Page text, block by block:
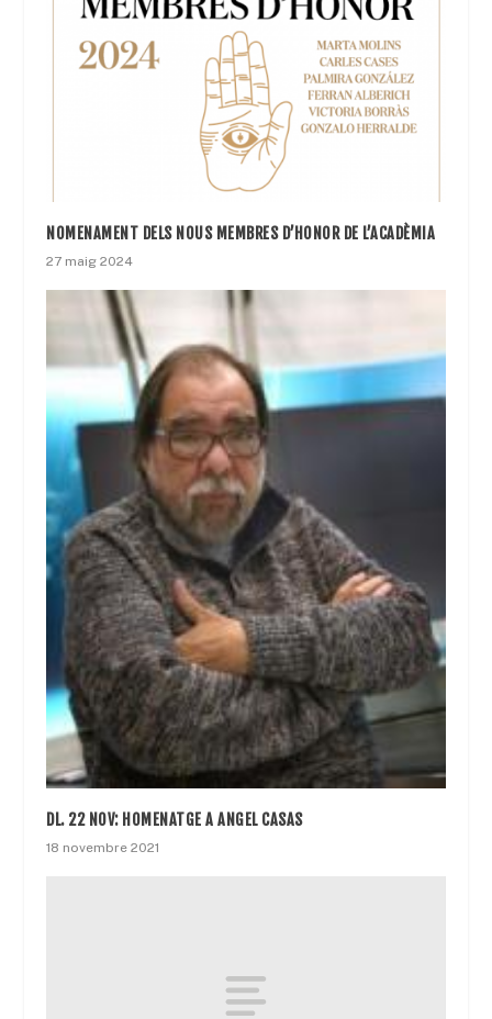
NOMENAMENT DELS NOUS MEMBRES D’HONOR DE L’ACADÈMIA
27 maig 2024
DL. 22 NOV: HOMENATGE A ANGEL CASAS
18 novembre 2021